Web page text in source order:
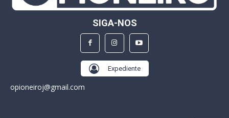
SIGA-NOS
Expediente
opioneiroj@gmail.com